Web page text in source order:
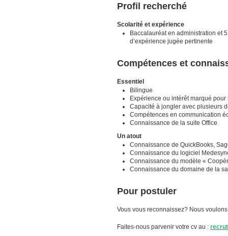
Profil recherché
Scolarité et expérience
Baccalauréat en administration et
d’expérience jugée pertinente
Compétences et
Essentiel
Bilingue
Expérience ou intérêt marqué
Capacité à jongler avec plusieurs
Compétences en communication
Connaissance de la suite Office
Un atout
Connaissance de QuickBooks,
Connaissance du logiciel
Connaissance du modèle «
Connaissance du domaine de la
Pour postuler
Vous vous reconnaissez? Nous
Faites-nous parvenir votre cv au :